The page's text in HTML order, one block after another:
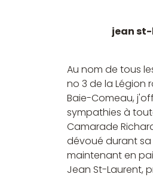
jean
Au nom de tous
no 3 de la Légion
Baie-Comeau,
sympathies à
Camarade
dévoué durant sa
maintenant en
Jean St-Laurent,